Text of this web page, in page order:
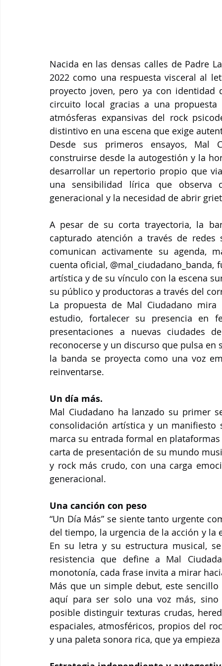
Nacida en las densas calles de Padre
2022 como una respuesta visceral al
proyecto joven, pero ya con
circuito local gracias a una
atmósferas expansivas del rock
distintivo en una escena que exige
Desde sus primeros ensayos, Mal
construirse desde la autogestión y la
desarrollar un repertorio propio que
una sensibilidad lírica que observa
generacional y la necesidad de abrir
A pesar de su corta trayectoria, la
capturado atención a través de redes
comunican activamente su agenda,
cuenta oficial,
artística y de su vínculo con la escena
su público y productoras a través del
La propuesta de Mal Ciudadano
estudio, fortalecer su presencia en
presentaciones a nuevas ciudades
reconocerse y un discurso que pulsa en
la banda se proyecta como una voz
reinventarse.
Un día más.
Mal Ciudadano ha lanzado su primer
consolidación artística y un
marca su entrada formal en
carta de presentación de su mundo
y rock más crudo, con una carga
generacional.
Una canción con peso
“Un Día Más” se siente tanto urgente
del tiempo, la urgencia de la acción y
En su letra y su estructura musical,
resistencia que define a Mal
monotonía, cada frase invita a mirar
Más que un simple debut, este
aquí para ser solo una voz más,
posible distinguir texturas crudas,
espaciales, atmosféricos, propios del
y una paleta sonora rica, que ya